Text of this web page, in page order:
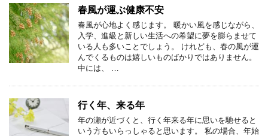
春風が運ぶ健康不安
春風が心地よく感じます。 暖かい風を感じながら、
入学、進級と新しい生活への希望に夢を膨らませて
いる人も多いことでしょう。 けれども、春の風が運
んでくるものは嬉しいものばかりではありません。
中には、 …
行く年、来る年
年の瀬が近づくと、行く年来る年に思いを馳せると
いう方もいらっしゃると思います。 私の場合、年始